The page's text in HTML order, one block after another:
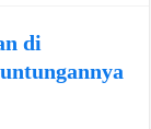
di